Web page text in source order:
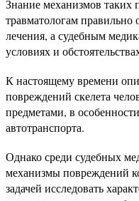
Знание механизмов таких
травматологам правильно
лечения, а судебным
условиях и
К настоящему времени
повреждений скелета
предметами, в
автотранспорта.
Однако среди судебных
механизмы повреждений
задачей исследовать